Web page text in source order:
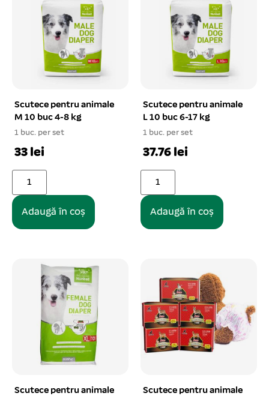
Scutece pentru animale
M 10 buc 4-8 kg
1 buc. per set
33 lei
Adaugă în coș
Scutece pentru animale
L 10 buc 6-17 kg
1 buc. per set
37.76 lei
Adaugă în coș
Scutece pentru animale
Scutece pentru animale